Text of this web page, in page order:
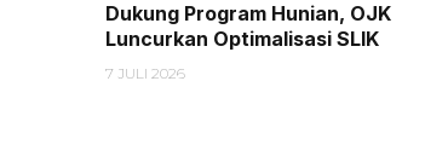
Dukung Program Hunian, OJK
Luncurkan Optimalisasi SLIK
7 JULI 2026